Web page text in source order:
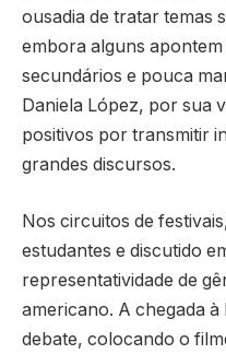
ousadia de tratar temas
embora alguns
secundários e pouca
Daniela López, por sua
positivos por transmitir
grandes discursos.
Nos circuitos de
estudantes e discutido
representatividade de
americano. A chegada
debate, colocando o